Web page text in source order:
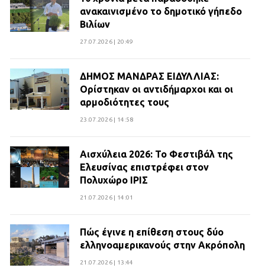
ανακαινισμένο το δημοτικό γήπεδο
Βιλίων
27.07.2026 | 20:49
ΔΗΜΟΣ ΜΑΝΔΡΑΣ ΕΙΔΥΛΛΙΑΣ:
Ορίστηκαν οι αντιδήμαρχοι και οι
αρμοδιότητες τους
23.07.2026 | 14:58
Αισχύλεια 2026: Το Φεστιβάλ της
Ελευσίνας επιστρέφει στον
Πολυχώρο ΙΡΙΣ
21.07.2026 | 14:01
Πώς έγινε η επίθεση στους δύο
ελληνοαμερικανούς στην Ακρόπολη
21.07.2026 | 13:44